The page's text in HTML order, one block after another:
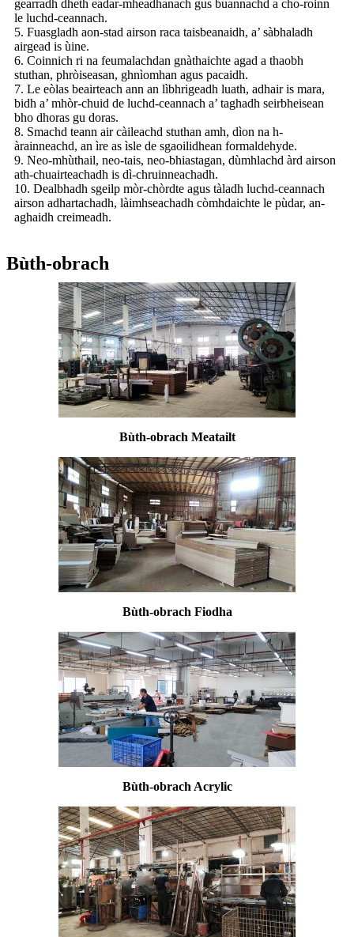
gearradh dheth eadar-mheadhanach gus buannachd a cho-roinn
le luchd-ceannach.
5. Fuasgladh aon-stad airson raca taisbeanaidh, a’ sàbhaladh
airgead is ùine.
6. Coinnich ri na feumalachdan gnàthaichte agad a thaobh
stuthan, phròiseasan, ghnìomhan agus pacaidh.
7. Le eòlas beairteach ann an lìbhrigeadh luath, adhair is mara,
bidh a’ mhòr-chuid de luchd-ceannach a’ taghadh seirbheisean
bho dhoras gu doras.
8. Smachd teann air càileachd stuthan amh, dìon na h-
àrainneachd, an ìre as ìsle de sgaoilidhean formaldehyde.
9. Neo-mhùthail, neo-tais, neo-bhiastagan, dùmhlachd àrd airson
ath-chuairteachadh is dì-chruinneachadh.
10. Dealbhadh sgeilp mòr-chòrdte agus tàladh luchd-ceannach
airson adhartachadh, làimhseachadh còmhdaichte le pùdar, an-
aghaidh creimeadh.
Bùth-obrach
Bùth-obrach Meatailt
Bùth-obrach Fiodha
Bùth-obrach Acrylic